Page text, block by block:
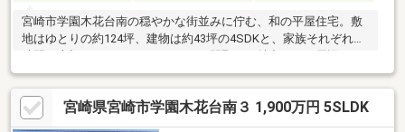
宮崎市学園木花台南の穏やかな街並みに佇む、和の平屋住宅。敷
地はゆとりの約124坪、建物は約43坪の4SDKと、家族それぞれの
幼稚園・保育園から小学校・中学校、さらには大学まで徒歩圏内
に揃い、子育て世代にも嬉しい住環境です。加えて、スーパーや
ドラッグストア、100円ショップなど生活に便利な施設も身近に
あり、日々の暮らしをしっかり支えてくれます。広い敷地と落ち
宮崎県宮崎市学園木花台南３ 1,900万円 5SLDK